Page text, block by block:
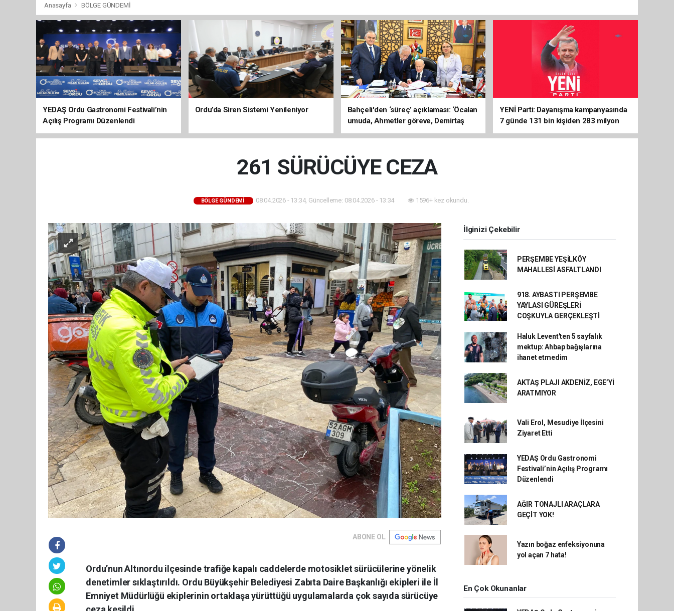
Anasayfa BÖLGE GÜNDEMİ
YEDAŞ Ordu Gastronomi Festivali’nin
Açılış Programı Düzenlendi
Ordu’da Siren Sistemi Yenileniyor
Bahçeli'den ‘süreç’ açıklaması: ‘Öcalan
umuda, Ahmetler göreve, Demirtaş
evine dönmeli’
YENİ Parti: Dayanışma kampanyasında
7 günde 131 bin kişiden 283 milyon
liralık destek
261 SÜRÜCÜYE CEZA
BÖLGE GÜNDEMİ 08.04.2026 - 13:34, Güncelleme: 08.04.2026 - 13:34 1596+ kez okundu.
ABONE OL
Ordu’nun Altınordu ilçesinde trafiğe kapalı caddelerde motosiklet sürücülerine yönelik
denetimler sıklaştırıldı. Ordu Büyükşehir Belediyesi Zabıta Daire Başkanlığı ekipleri ile İl
Emniyet Müdürlüğü ekiplerinin ortaklaşa yürüttüğü uygulamalarda çok sayıda sürücüye
İlginizi Çekebilir
PERŞEMBE YEŞİLKÖY
MAHALLESİ ASFALTLANDI
918. AYBASTI PERŞEMBE
YAYLASI GÜREŞLERİ
COŞKUYLA GERÇEKLEŞTİ
Haluk Levent'ten 5 sayfalık
mektup: Ahbap bağışlarına
ihanet etmedim
AKTAŞ PLAJI AKDENİZ, EGE’Yİ
ARATMIYOR
Vali Erol, Mesudiye İlçesini
Ziyaret Etti
YEDAŞ Ordu Gastronomi
Festivali’nin Açılış Programı
Düzenlendi
AĞIR TONAJLI ARAÇLARA
GEÇİT YOK!
Yazın boğaz enfeksiyonuna
yol açan 7 hata!
En Çok Okunanlar